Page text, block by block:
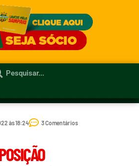
às 18:24
3 Comentários